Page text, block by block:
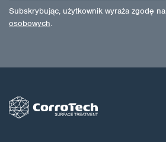
Subskrybując, użytkownik wyraża zgodę na
osobowych.